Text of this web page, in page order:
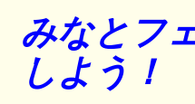
みなとフ
しよう！